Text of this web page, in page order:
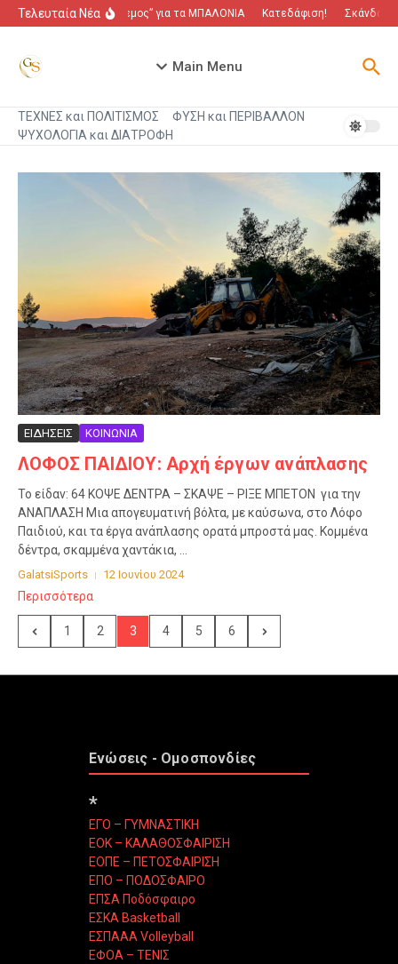
Μετάβαση στο περιεχόμενο
Τελευταία Νέα“Πόλεμος” για τα ΜΠΑΛΟΝΙΑ Κατεδάφιση! Σκάνδαλο
Main Menu
ΤΕΧΝΕΣ και ΠΟΛΙΤΙΣΜΟΣ
ΦΥΣΗ και ΠΕΡΙΒΑΛΛΟΝ
ΨΥΧΟΛΟΓΙΑ και ΔΙΑΤΡΟΦΗ
ΕΙΔΗΣΕΙΣ ΚΟΙΝΩΝΙΑ
ΛΟΦΟΣ ΠΑΙΔΙΟΥ: Αρχή έργων ανάπλασης
Το είδαν: 64 ΚΟΨΕ ΔΕΝΤΡΑ – ΣΚΑΨΕ – ΡΙΞΕ ΜΠΕΤΟΝ για την
ΑΝΑΠΛΑΣΗ Μια απογευματινή βόλτα, με καύσωνα, στο Λόφο
Παιδιού, και τα έργα ανάπλασης ορατά μπροστά μας. Κομμένα
δέντρα, σκαμμένα χαντάκια, ...
GalatsiSports 12 Ιουνίου 2024
Περισσότερα
1 2 3 4 5 6
Ενώσεις - Ομοσπονδίες
*
ΕΓΟ – ΓΥΜΝΑΣΤΙΚΗ
ΕΟΚ – ΚΑΛΑΘΟΣΦΑΙΡΙΣΗ
ΕΟΠΕ – ΠΕΤΟΣΦΑΙΡΙΣΗ
ΕΠΟ – ΠΟΔΟΣΦΑΙΡΟ
ΕΠΣΑ Ποδόσφαιρο
ΕΣΚΑ Basketball
ΕΣΠΑΑΑ Volleyball
ΕΦΟΑ – ΤΕΝΙΣ